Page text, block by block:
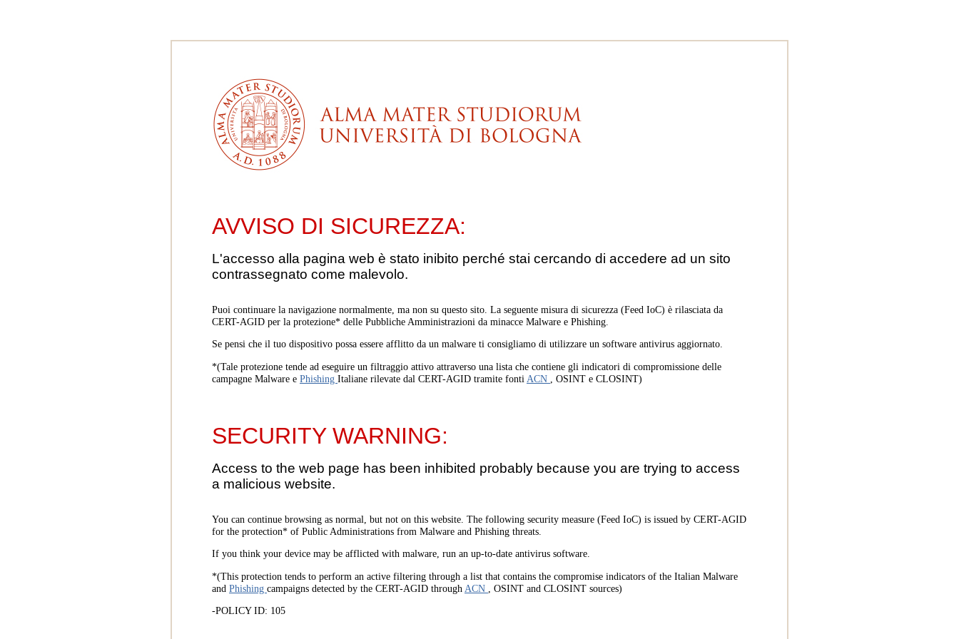
AVVISO DI SICUREZZA:
L'accesso alla pagina web è stato inibito perché stai cercando di accedere ad un sito
contrassegnato come malevolo.
Puoi continuare la navigazione normalmente, ma non su questo sito. La seguente misura di sicurezza (Feed IoC) è rilasciata da
CERT-AGID per la protezione* delle Pubbliche Amministrazioni da minacce Malware e Phishing.
Se pensi che il tuo dispositivo possa essere afflitto da un malware ti consigliamo di utilizzare un software antivirus aggiornato.
*(Tale protezione tende ad eseguire un filtraggio attivo attraverso una lista che contiene gli indicatori di compromissione delle
campagne Malware e Phishing Italiane rilevate dal CERT-AGID tramite fonti ACN , OSINT e CLOSINT)
SECURITY WARNING:
Access to the web page has been inhibited probably because you are trying to access
a malicious website.
You can continue browsing as normal, but not on this website. The following security measure (Feed IoC) is issued by CERT-AGID
for the protection* of Public Administrations from Malware and Phishing threats.
If you think your device may be afflicted with malware, run an up-to-date antivirus software.
*(This protection tends to perform an active filtering through a list that contains the compromise indicators of the Italian Malware
and Phishing campaigns detected by the CERT-AGID through ACN
, OSINT and CLOSINT sources)
-POLICY ID: 105